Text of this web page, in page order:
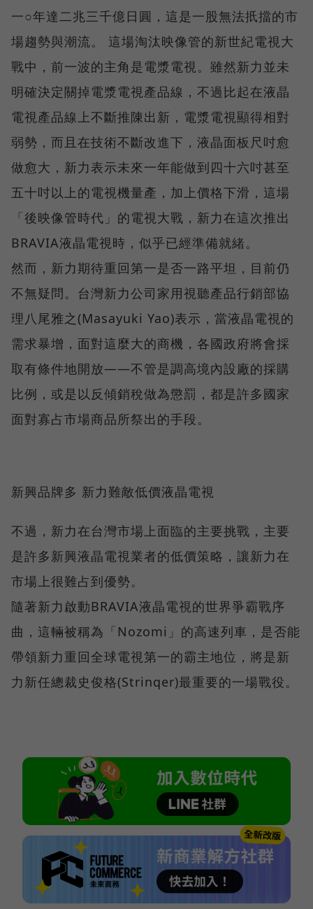
一○年達二兆三千億日圓，這是一股無法扺擋的市
場趨勢與潮流。 這場淘汰映像管的新世紀電視大
戰中，前一波的主角是電漿電視。雖然新力並未
明確決定關掉電漿電視產品線，不過比起在液晶
電視產品線上不斷推陳出新，電漿電視顯得相對
弱勢，而且在技術不斷改進下，液晶面板尺吋愈
做愈大，新力表示未來一年能做到四十六吋甚至
五十吋以上的電視機量產，加上價格下滑，這場
「後映像管時代」的電視大戰，新力在這次推出
BRAVIA液晶電視時，似乎已經準備就緒。
然而，新力期待重回第一是否一路平坦，目前仍
不無疑問。台灣新力公司家用視聽產品行銷部協
理八尾雅之(Masayuki Yao)表示，當液晶電視的
需求暴增，面對這麼大的商機，各國政府將會採
取有條件地開放——不管是調高境內設廠的採購
比例，或是以反傾銷稅做為懲罰，都是許多國家
面對寡占市場商品所祭出的手段。
新興品牌多 新力難敵低價液晶電視
不過，新力在台灣市場上面臨的主要挑戰，主要
是許多新興液晶電視業者的低價策略，讓新力在
市場上很難占到優勢。
隨著新力啟動BRAVIA液晶電視的世界爭霸戰序
曲，這輛被稱為「Nozomi」的高速列車，是否能
帶領新力重回全球電視第一的霸主地位，將是新
力新任總裁史俊格(Strinqer)最重要的一場戰役。